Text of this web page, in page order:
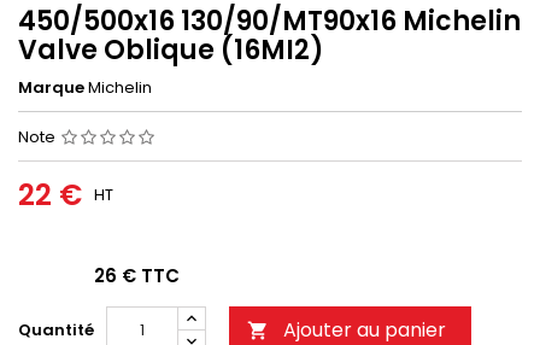
450/500x16 130/90/MT90x16 Michelin
Valve Oblique (16MI2)
MarqueMichelin
Note
22 € HT
26 € TTC
Quantité  Ajouter au panier